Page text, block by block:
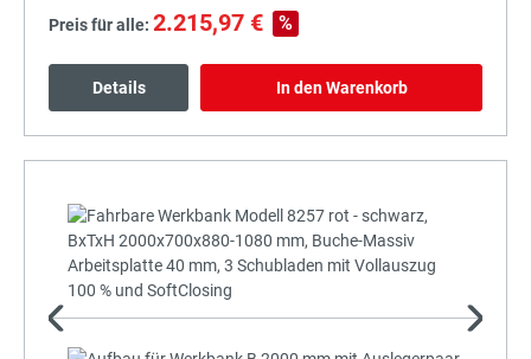
Preis für alle: 2.215,97 € %
Details In den Warenkorb